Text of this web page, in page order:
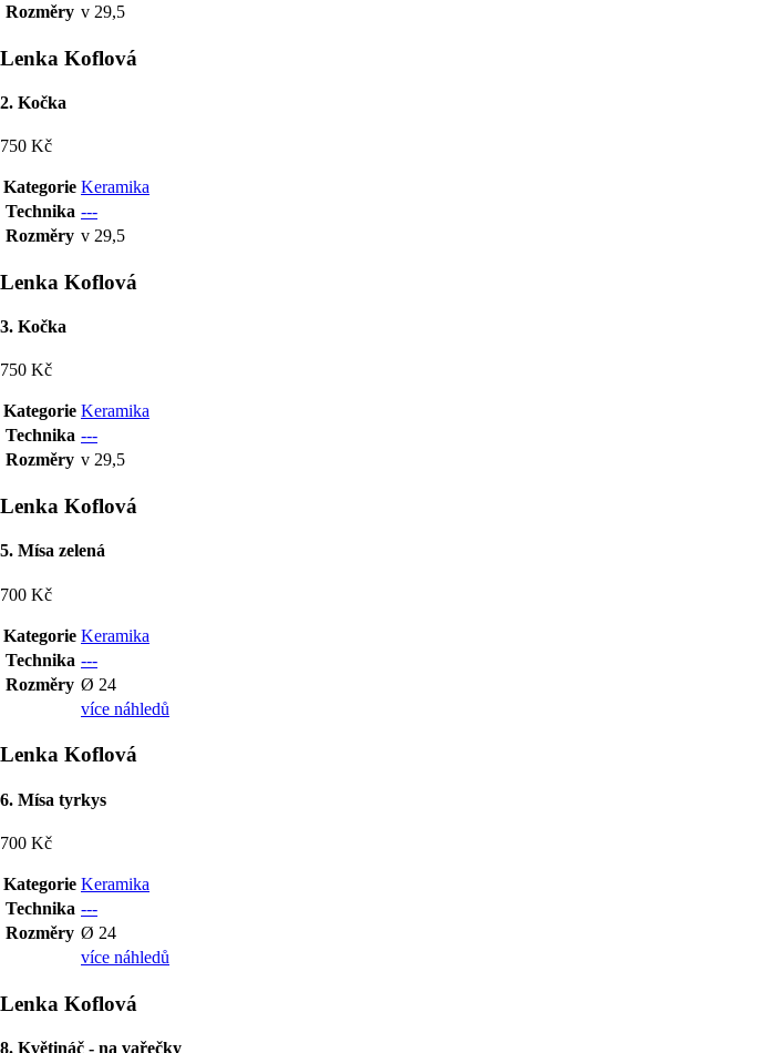
Rozměry v 29,5
Lenka Koflová
2. Kočka
750 Kč
Kategorie Keramika
Technika ---
Rozměry v 29,5
Lenka Koflová
3. Kočka
750 Kč
Kategorie Keramika
Technika ---
Rozměry v 29,5
Lenka Koflová
5. Mísa zelená
700 Kč
Kategorie Keramika
Technika ---
Rozměry Ø 24
více náhledů
Lenka Koflová
6. Mísa tyrkys
700 Kč
Kategorie Keramika
Technika ---
Rozměry Ø 24
více náhledů
Lenka Koflová
8. Květináč - na vařečky